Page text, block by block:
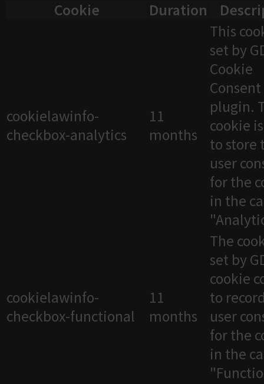
Cookie
Duration
cookielawinfo-
checkbox-analytics
11
months
This
set by
Cookie
Consent
plugin.
cookie
to store
user
for the
in the
cookielawinfo-
checkbox-functional
11
months
The
set by
cookie
to
user
for the
in the